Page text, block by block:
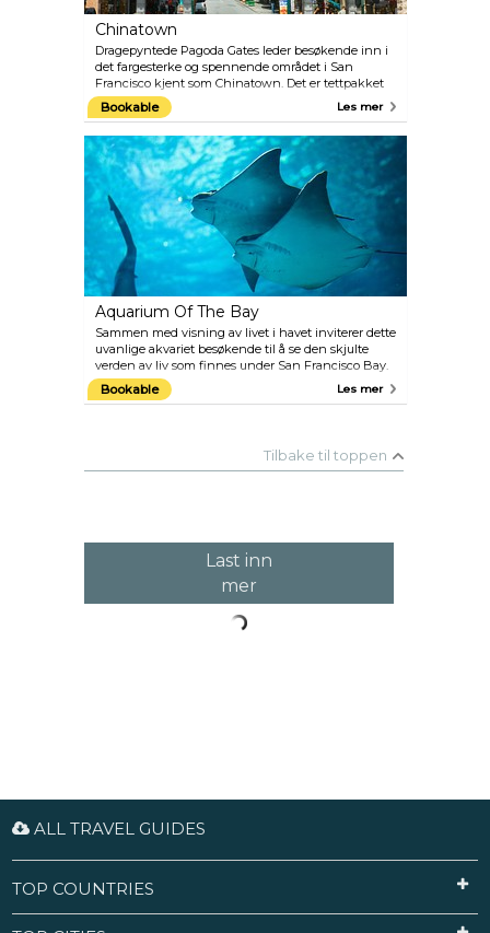
Chinatown
Dragepyntede Pagoda Gates leder besøkende inn i
det fargesterke og spennende området i San
Francisco kjent som Chinatown. Det er tettpakket
med eksotiske butikker, etniske matmarkeder og
utmerkede restauranter. I februar hvert år feires det
kinesiske nyttåret med parader og dansende
drager.
Bookable Les mer
Aquarium Of The Bay
Sammen med visning av livet i havet inviterer dette
uvanlige akvariet besøkende til å se den skjulte
verden av liv som finnes under San Francisco Bay.
Et rullebånd tar deg gjennom to krystallklare
tuneller, 90 meter lange og omgitt av 700 000 liter
Bookable Les mer
Tilbake til toppen
Last inn
mer
ALL TRAVEL GUIDES
TOP COUNTRIES